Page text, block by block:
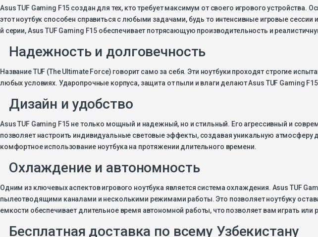
Asus TUF Gaming F15 создан для тех, кто требует максимум от своего игрового
этот ноутбук способен справиться с любыми задачами, будь то интенсивные игровые
й серии, Asus TUF Gaming F15 обеспечивает потрясающую производительность и
Надежность и долговечность
Название TUF (The Ultimate Force) говорит само за себя. Эти ноутбуки проходят строгие
любых условиях. Ударопрочные корпуса, защита от пыли и влаги делают Asus TUF Gaming
Дизайн и удобство
Asus TUF Gaming F15 не только мощный и надежный, но и стильный. Его агрессивный и
позволяет настроить индивидуальные световые эффекты, создавая уникальную
комфортное использование ноутбука на протяжении длительного времени.
Охлаждение и автономность
Одним из ключевых аспектов игрового ноутбука является система охлаждения. Asus TUF
пылеотводящими каналами и несколькими режимами работы. Это позволяет ноутбуку
емкости обеспечивает длительное время автономной работы, что позволяет вам играть или
Бесплатная доставка по всему Узбекистану